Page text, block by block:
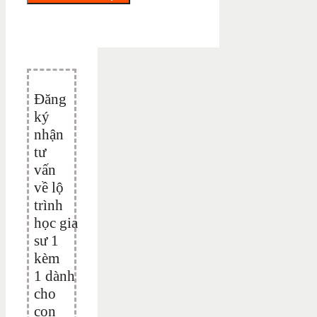
Đăng
ký
nhận
tư
vấn
về lộ
trình
học gia
sư 1
kèm
1 dành
cho
con